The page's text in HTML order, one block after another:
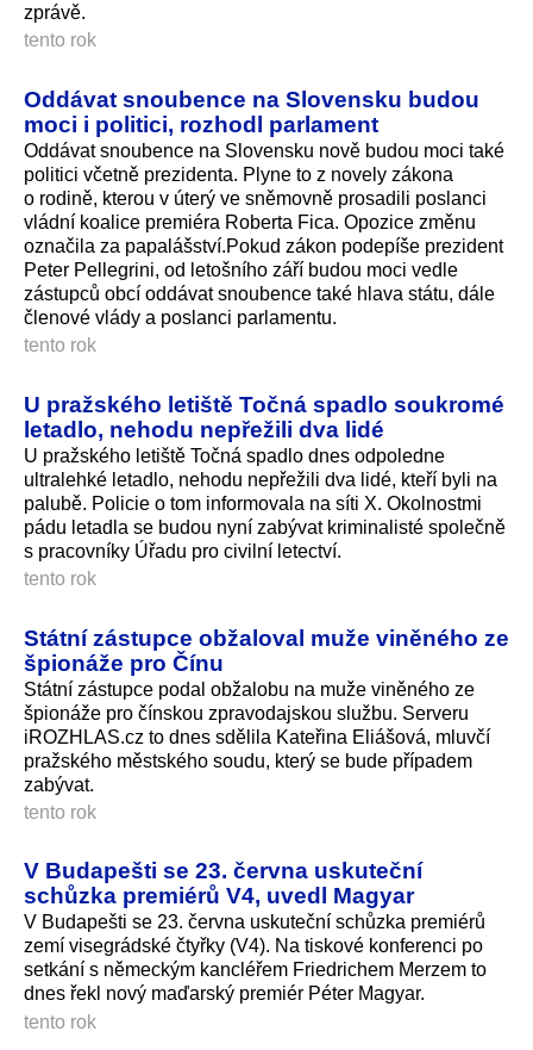
zprávě.
tento rok
Oddávat snoubence na Slovensku budou
moci i politici, rozhodl parlament
Oddávat snoubence na Slovensku nově budou moci také
politici včetně prezidenta. Plyne to z novely zákona
o rodině, kterou v úterý ve sněmovně prosadili poslanci
vládní koalice premiéra Roberta Fica. Opozice změnu
označila za papalášství.Pokud zákon podepíše prezident
Peter Pellegrini, od letošního září budou moci vedle
zástupců obcí oddávat snoubence také hlava státu, dále
členové vlády a poslanci parlamentu.
tento rok
U pražského letiště Točná spadlo soukromé
letadlo, nehodu nepřežili dva lidé
U pražského letiště Točná spadlo dnes odpoledne
ultralehké letadlo, nehodu nepřežili dva lidé, kteří byli na
palubě. Policie o tom informovala na síti X. Okolnostmi
pádu letadla se budou nyní zabývat kriminalisté společně
s pracovníky Úřadu pro civilní letectví.
tento rok
Státní zástupce obžaloval muže viněného ze
špionáže pro Čínu
Státní zástupce podal obžalobu na muže viněného ze
špionáže pro čínskou zpravodajskou službu. Serveru
iROZHLAS.cz to dnes sdělila Kateřina Eliášová, mluvčí
pražského městského soudu, který se bude případem
zabývat.
tento rok
V Budapešti se 23. června uskuteční
schůzka premiérů V4, uvedl Magyar
V Budapešti se 23. června uskuteční schůzka premiérů
zemí visegrádské čtyřky (V4). Na tiskové konferenci po
setkání s německým kancléřem Friedrichem Merzem to
dnes řekl nový maďarský premiér Péter Magyar.
tento rok